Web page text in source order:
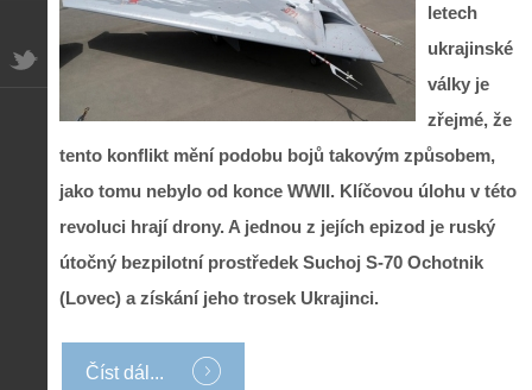
letech
ukrajinské
války je
zřejmé, že
tento konflikt mění podobu bojů takovým způsobem,
jako tomu nebylo od konce WWII. Klíčovou úlohu v této
revoluci hrají drony. A jednou z jejích epizod je ruský
útočný bezpilotní prostředek Suchoj S-70 Ochotnik
(Lovec) a získání jeho trosek Ukrajinci.
Číst dál...